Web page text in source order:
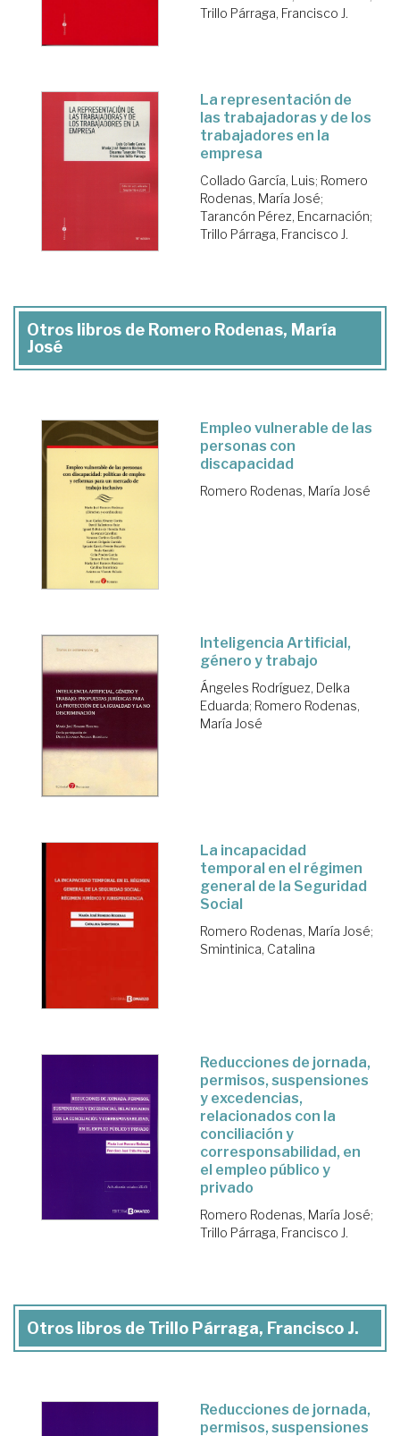
Trillo Párraga, Francisco J.
La representación de
las trabajadoras y de los
trabajadores en la
empresa
Collado García, Luis; Romero
Rodenas, María José;
Tarancón Pérez, Encarnación;
Trillo Párraga, Francisco J.
Otros libros de Romero Rodenas, María
José
Empleo vulnerable de las
personas con
discapacidad
Romero Rodenas, María José
Inteligencia Artificial,
género y trabajo
Ángeles Rodríguez, Delka
Eduarda; Romero Rodenas,
María José
La incapacidad
temporal en el régimen
general de la Seguridad
Social
Romero Rodenas, María José;
Smintinica, Catalina
Reducciones de jornada,
permisos, suspensiones
y excedencias,
relacionados con la
conciliación y
corresponsabilidad, en
el empleo público y
privado
Romero Rodenas, María José;
Trillo Párraga, Francisco J.
Otros libros de Trillo Párraga, Francisco J.
Reducciones de jornada,
permisos, suspensiones